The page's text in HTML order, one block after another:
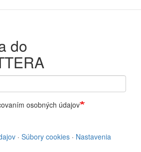
do
osobných údajov
· Súbory cookies · Nastavenia